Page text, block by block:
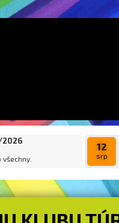
2026
12
srp